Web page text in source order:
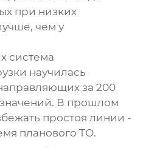
при низких
чем у
система
научилась
за 200
В прошлом
простоя линии -
планового ТО.